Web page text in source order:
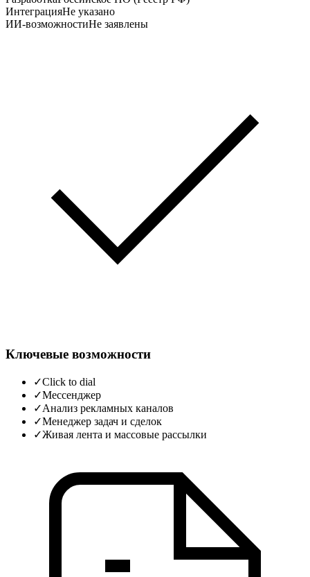
ИнтеграцияНе указано
ИИ-возможностиНе заявлены
Ключевые возможности
✓Click to dial
✓Мессенджер
✓Анализ рекламных каналов
✓Менеджер задач и сделок
✓Живая лента и массовые рассылки